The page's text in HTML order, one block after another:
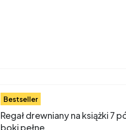
Bestseller
Regał drewniany na książki 7
boki pełne